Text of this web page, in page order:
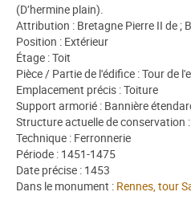
(D’hermine plain).
Attribution : Bretagne Pierre II de ;
Position : Extérieur
Étage : Toit
Pièce / Partie de l'édifice : Tour de
Emplacement précis : Toiture
Support armorié : Bannière
Structure actuelle de conservation
Technique : Ferronnerie
Période : 1451-1475
Date précise : 1453
Dans le monument : Rennes, tour